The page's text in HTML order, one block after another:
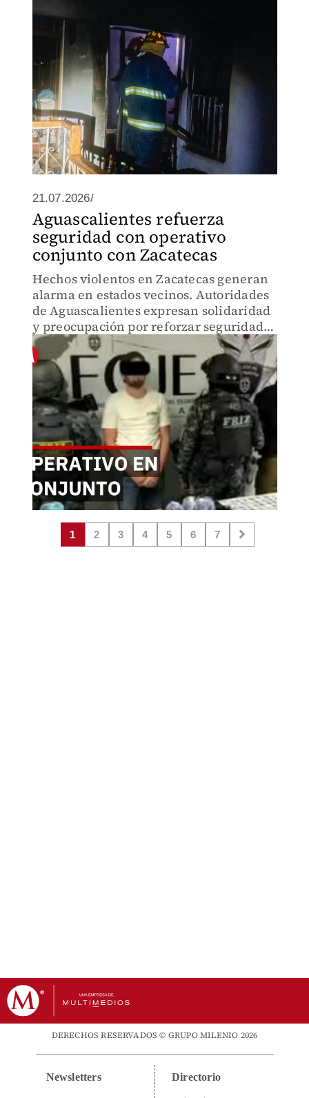
21.07.2026/
Aguascalientes refuerza
seguridad con operativo
conjunto con Zacatecas
Hechos violentos en Zacatecas generan
alarma en estados vecinos. Autoridades
de Aguascalientes expresan solidaridad
y preocupación por reforzar seguridad
en comunidades fronterizas.
1 2 3 4 5 6 7
DERECHOS RESERVADOS © GRUPO MILENIO 2026
Newsletters Directorio